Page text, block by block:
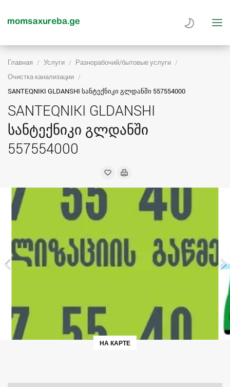
Главная Услуги
Разнорабочий/бытовые услуги
Очистка канализации
SANTEQNIKI GLDANSHI სანტექნიკი გლდანში 557554000
SANTEQNIKI GLDANSHI
სანტექნიკი გლდანში
557554000
НА КАРТЕ